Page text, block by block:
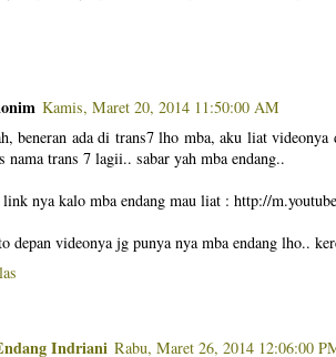
Kamis, Maret 20, 2014 11:50:00 AM
beneran ada di trans7 lho mba, aku liat
nama trans 7 lagii.. sabar yah mba endang..
nya kalo mba endang mau liat : http://
depan videonya jg punya nya mba endang lho..
Indriani Rabu, Maret 26, 2014 12:06:00